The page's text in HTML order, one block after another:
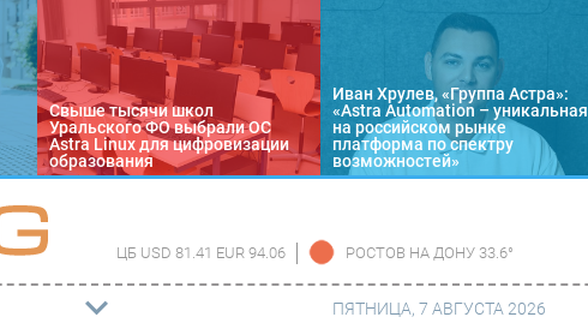
Свыше тысячи школ
Уральского ФО выбрали ОС
Astra Linux для цифровизации
образования
Иван Хрулев, «Группа Астра»:
«Astra Automation – уникальная
на российском рынке
платформа по спектру
возможностей»
ЦБ USD 81.41 EUR 94.06 РОСТОВ НА ДОНУ 33.6°
ПЯТНИЦА, 7 АВГУСТА 2026